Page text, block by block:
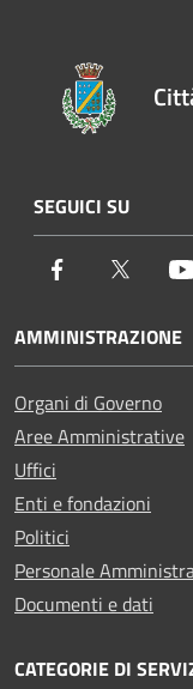
SEGUICI SU
Facebook
AMMINISTRAZIONE
Organi di Governo
Aree Amministrative
Uffici
Enti e fondazioni
Politici
Personale
Documenti e dati
CATEGORIE DI